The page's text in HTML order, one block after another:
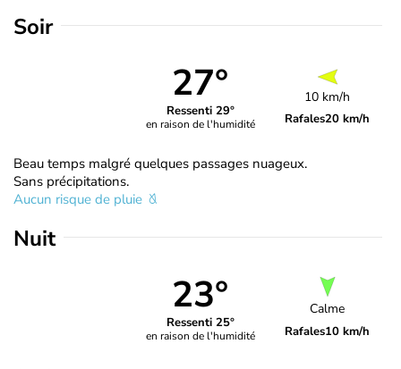
Soir
27°
Ressenti 29°
en raison de l'humidité
10 km/h
Rafales20 km/h
Beau temps malgré quelques passages nuageux.
Sans précipitations.
Aucun risque de pluie
Nuit
23°
Ressenti 25°
en raison de l'humidité
Calme
Rafales10 km/h